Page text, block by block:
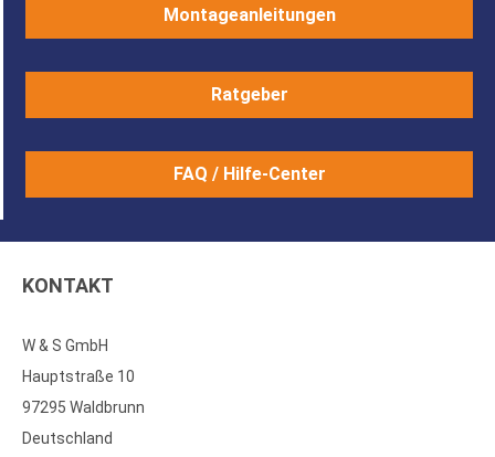
Montageanleitungen
Ratgeber
FAQ / Hilfe-Center
KONTAKT
W & S GmbH
Hauptstraße 10
97295 Waldbrunn
Deutschland